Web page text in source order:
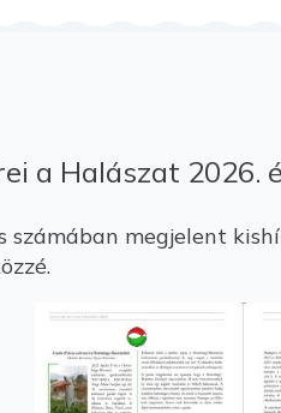
a Halászat 2026.
megjelent